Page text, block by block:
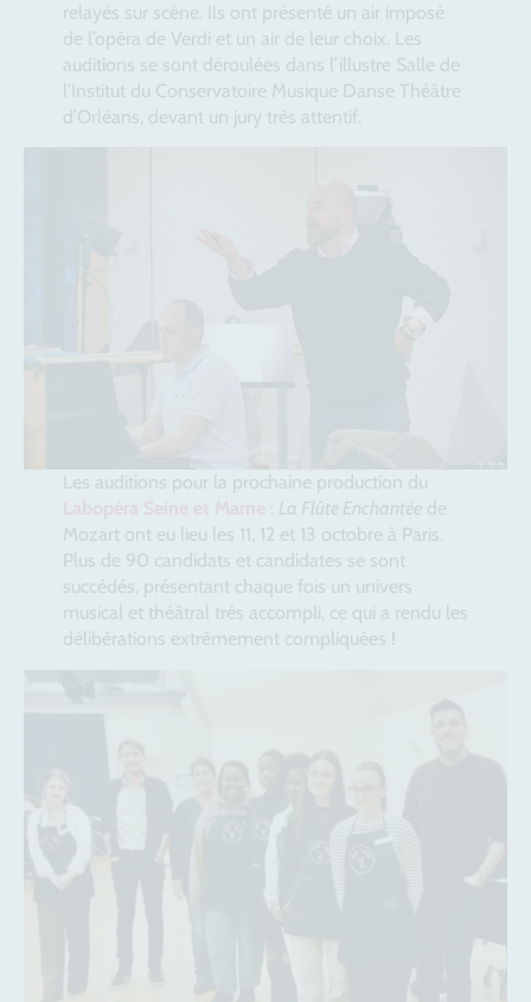
relayés sur scène. Ils ont présenté un air imposé
de l’opéra de Verdi et un air de leur choix. Les
auditions se sont déroulées dans l’illustre Salle de
l’Institut du Conservatoire Musique Danse Théâtre
d’Orléans, devant un jury très attentif.
Les auditions pour la prochaine production du
: La Flûte Enchantée de
Mozart ont eu lieu les 11, 12 et 13 octobre à Paris.
Plus de 90 candidats et candidates se sont
succédés, présentant chaque fois un univers
musical et théâtral très accompli, ce qui a rendu les
délibérations extrêmement compliquées !